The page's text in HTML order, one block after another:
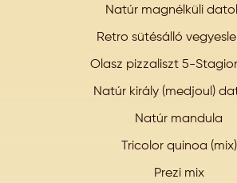
Natúr magnélküli
Retro sütésálló
Olasz pizzaliszt 5-
Natúr király (medjoul)
Natúr mandula
Tricolor quinoa (mix)
Prezi mix